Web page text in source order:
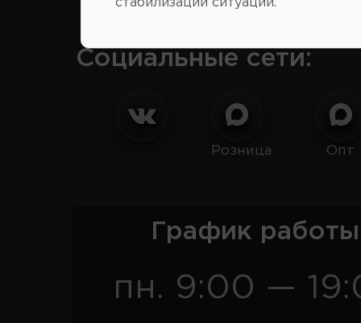
Социальные сети:
Розница Опт
График
пн. 9:00 —
стабилизации ситуации.